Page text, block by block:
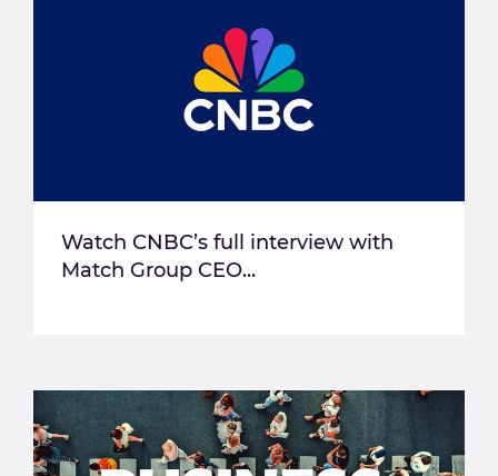
Watch CNBC’s full interview with
Match Group CEO...